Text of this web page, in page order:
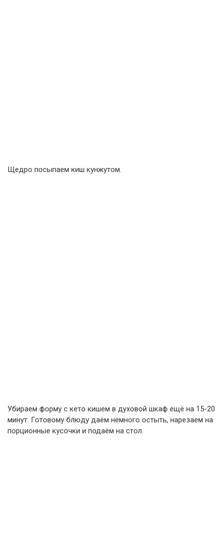
Щедро посыпаем киш кунжутом.
Убираем форму с кето кишем в духовой шкаф ещё на 15-20
минут. Готовому блюду даём немного остыть, нарезаем на
порционные кусочки и подаём на стол.